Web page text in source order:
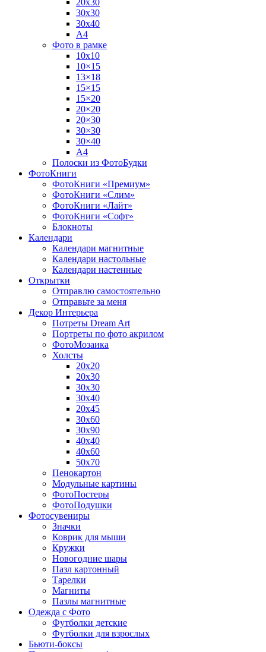
30х30
30х40
А4
Фото в рамке
10х10
10×15
13×18
15×15
15×20
20×20
20×30
30×30
30×40
A4
Полоски из ФотоБудки
ФотоКниги
ФотоКниги «Премиум»
ФотоКниги «Слим»
ФотоКниги «Лайт»
ФотоКниги «Софт»
Блокноты
Календари
Календари магнитные
Календари настольные
Календари настенные
Открытки
Отправлю самостоятельно
Отправьте за меня
Декор Интерьера
Потреты Dream Art
Портреты по фото акрилом
ФотоМозаика
Холсты
20х20
20х30
30х30
30х40
20х45
30х60
30х90
40х40
40х60
50х70
Пенокартон
Модульные картины
ФотоПостеры
ФотоПодушки
Фотоcувениры
Значки
Коврик для мыши
Кружки
Новогодние шары
Пазл картонный
Тарелки
Магниты
Пазлы магнитные
Одежда с Фото
Футболки детские
Футболки для взрослых
Бьюти-боксы